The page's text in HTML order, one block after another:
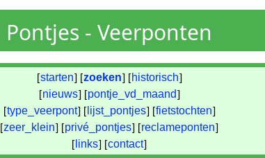
Pontjes - Veerponten
[starten] [zoeken] [ historisch]
[nieuws] [pontje_vd_maand]
[type_veerpont] [ lijst_pontjes] [fietstochten]
[zeer_klein] [privé_pontjes] [reclameponten]
[ links] [contact]